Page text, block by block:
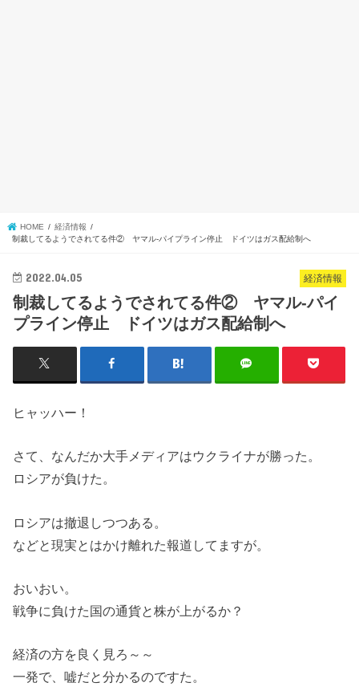
HOME
経済情報
制裁してるようでされてる件② ヤマル-パイプライン停止 ドイツはガス配給制へ
経済情報
2022.04.05
制裁してるようでされてる件② ヤマル-パイ
プライン停止 ドイツはガス配給制へ
ヒャッハー！
さて、なんだか大手メディアはウクライナが勝った。
ロシアが負けた。
ロシアは撤退しつつある。
などと現実とはかけ離れた報道してますが。
おいおい。
戦争に負けた国の通貨と株が上がるか？
経済の方を良く見ろ～～
一発で、嘘だと分かるのですた。